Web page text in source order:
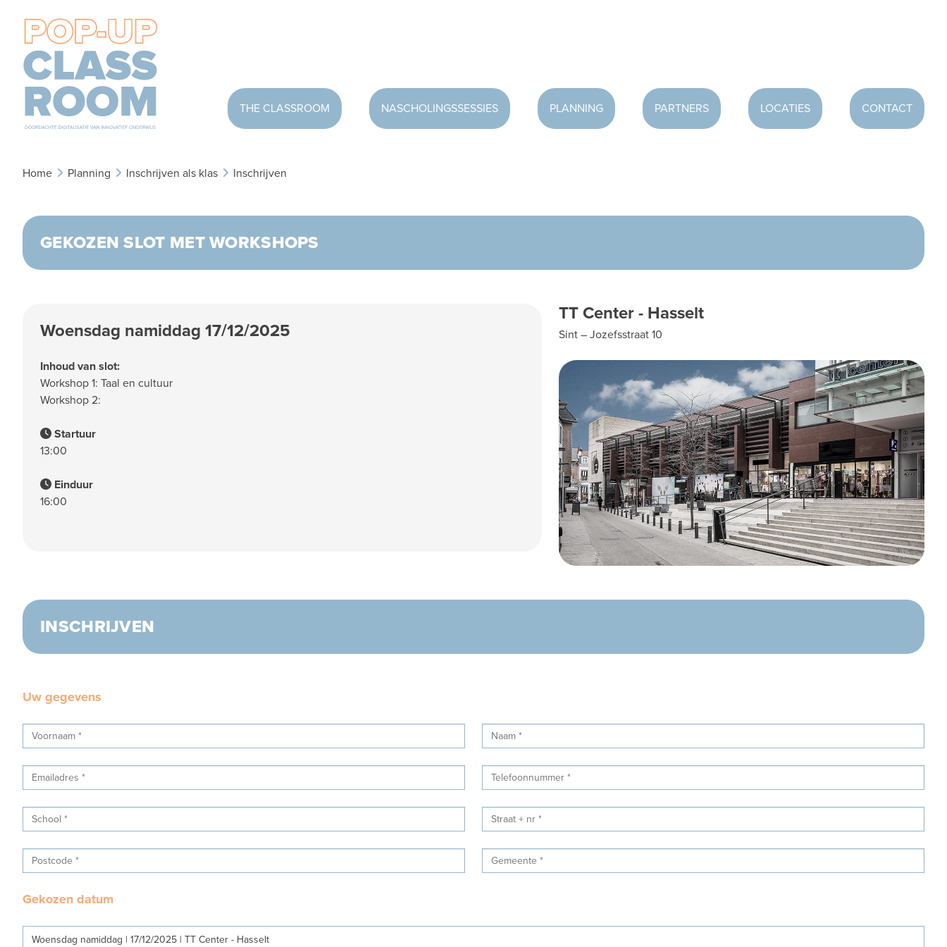
THE CLASSROOM NASCHOLINGSSESSIES PLANNING PARTNERS LOCATIES CONTACT
Home Planning Inschrijven als klas Inschrijven
GEKOZEN SLOT MET WORKSHOPS
Woensdag namiddag 17/12/2025
Inhoud van slot:
Workshop 1: Taal en cultuur
Workshop 2:
Startuur
13:00
Einduur
16:00
TT Center - Hasselt
Sint – Jozefsstraat 10
INSCHRIJVEN
Uw gegevens
Gekozen datum
Woensdag namiddag | 17/12/2025 | TT Center - Hasselt